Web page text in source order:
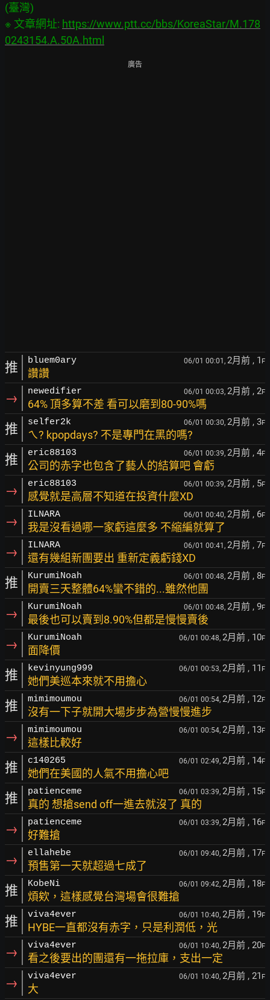
(臺灣)
※ 文章網址: https://www.ptt.cc/bbs/KoreaStar/M.178
0243154.A.50A.html
廣告
推 bluem0ary 06/01 00:01, 2月前 , 1 F
讚讚
→ newedifier 06/01 00:03, 2月前 , 2F
64% 頂多算不差 看可以磨到80-90%嗎
推 selfer2k 06/01 00:30, 2月前 , 3F
ㄟ? kpopdays? 不是專門在黑的嗎?
推 eric88103 06/01 00:39, 2月前 , 4F
公司的赤字也包含了藝人的結算吧 會虧
→ eric88103 06/01 00:39, 2月前 , 5F
感覺就是高層不知道在投資什麼XD
→ ILNARA 06/01 00:40, 2月前 , 6F
我是沒看過哪一家虧這麼多 不縮編就算了
→ ILNARA 06/01 00:41, 2月前 , 7F
還有幾組新團要出 重新定義虧錢XD
推 KurumiNoah 06/01 00:48, 2月前 , 8F
開賣三天整體64%蠻不錯的...雖然他團
→ KurumiNoah 06/01 00:48, 2月前 , 9F
最後也可以賣到8.90%但都是慢慢賣後
→ KurumiNoah 06/01 00:48, 2月前 , 10F
面降價
推 kevinyung999 06/01 00:53, 2月前 , 11 F
她們美巡本來就不用擔心
推 mimimoumou 06/01 00:54, 2月前 , 12F
沒有一下子就開大場步步為營慢慢進步
→ mimimoumou 06/01 00:54, 2月前 , 13F
這樣比較好
推 c140265 06/01 02:49, 2月前 , 14F
她們在美國的人氣不用擔心吧
推 patienceme 06/01 03:39, 2月前 , 15F
真的 想搶send off一進去就沒了 真的
→ patienceme 06/01 03:39, 2月前 , 16F
好難搶
→ ellahebe 06/01 09:40, 2月前 , 17F
預售第一天就超過七成了
推 KobeNi 06/01 09:42, 2月前 , 18F
煩欸，這樣感覺台灣場會很難搶
推 viva4ever 06/01 10:40, 2月前 , 19F
HYBE一直都沒有赤字，只是利潤低，光
→ viva4ever 06/01 10:40, 2月前 , 20F
看之後要出的團還有一拖拉庫，支出一定
→ viva4ever 06/01 10:40, 2月前 , 21 F
大